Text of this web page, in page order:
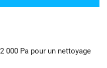
000 Pa pour un nettoyage